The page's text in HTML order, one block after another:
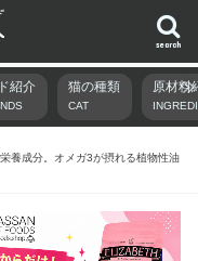
search
紹介 猫の種類
CAT
原材料
養成分。オメガ3が摂れる植物性油